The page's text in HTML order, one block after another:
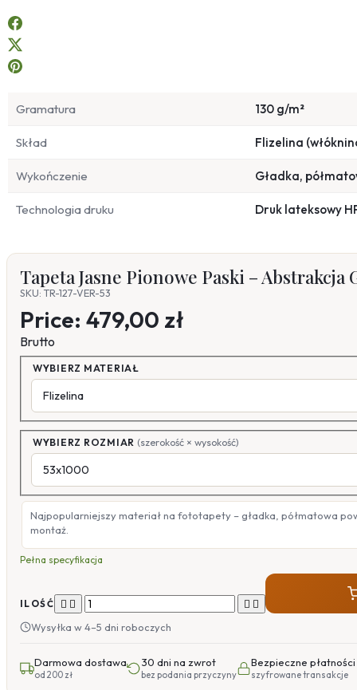
Gramatura 130 g/m²
Skład Flizelina
Wykończenie Gładka,
Technologia druku Druk lateksowy
Tapeta Jasne Pionowe Paski –
SKU: TR-127-VER-53
Price: 479,00 zł
Brutto
WYBIERZ MATERIAŁ
WYBIERZ ROZMIAR (szerokość × wysokość)
Najpopularniejszy materiał na fototapety – gładka, półmatowa
montaż.
Pełna specyfikacja
ILOŚĆ    
Wysyłka w 4–5 dni roboczych
Darmowa dostawa
od 200 zł
30 dni na zwrot
bez podania przyczyny
Bezpieczne płatności
szyfrowane transakcje